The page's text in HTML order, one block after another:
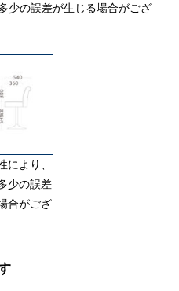
少の誤差が生じる場合がござ
により、
少の誤差
合がござ